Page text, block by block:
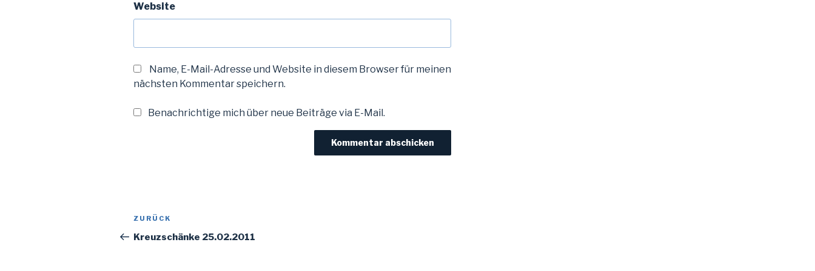
Website
Name, E-Mail-Adresse und Website in diesem Browser für meinen
nächsten Kommentar speichern.
Benachrichtige mich über neue Beiträge via E-Mail.
Beitragsnavigation
Vorheriger
Beitrag
ZURÜCK
Kreuzschänke 25.02.2011